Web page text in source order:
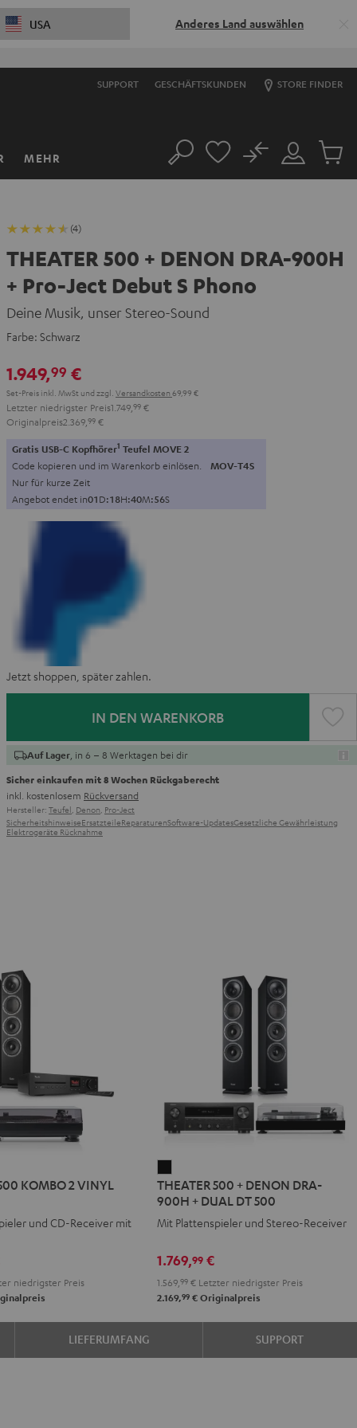
USA Anderes Land auswählen
SUPPORT GESCHÄFTSKUNDEN STORE FINDER
MEHR Suche
Mein
Konto
No
Artikel
(4)
THEATER 500 + DENON DRA-900H
+ Pro-Ject Debut S Phono
Deine Musik, unser Stereo-Sound
Farbe: Schwarz
1.949,99 €
Set-Preis inkl. MwSt und zzgl. Versandkosten 69,99 €
Letzter niedrigster Preis1.749, 99 €
Originalpreis2.369, 99 €
Gratis USB-C Kopfhörer1 Teufel MOVE 2
Code kopieren und im Warenkorb einlösen. MOV-T4S
Nur für kurze Zeit
Angebot endet in01D:18H:40M:55S
Jetzt shoppen, später zahlen.
IN DEN WARENKORB
Auf Lager , in 6 – 8 Werktagen bei dir
Sicher einkaufen mit 8 Wochen Rückgaberecht
inkl. kostenlosem Rückversand
Hersteller: Teufel, Denon, Pro-Ject
SicherheitshinweiseErsatzteileReparaturenSoftware-UpdatesGesetzliche Gewährleistung
Elektrogeräte Rücknahme
KOMBO 2 VINYL
und CD-Receiver mit
niedrigster Preis
500
+
DENON
900H
+
DUAL
DT
Schwarz
THEATER 500 + DENON DRA-
900H + DUAL DT 500
Mit Plattenspieler und Stereo-Receiver
1.769,99 €
1.569,99 € Letzter niedrigster Preis
2.169,99 € Originalpreis
LIEFERUMFANG SUPPORT